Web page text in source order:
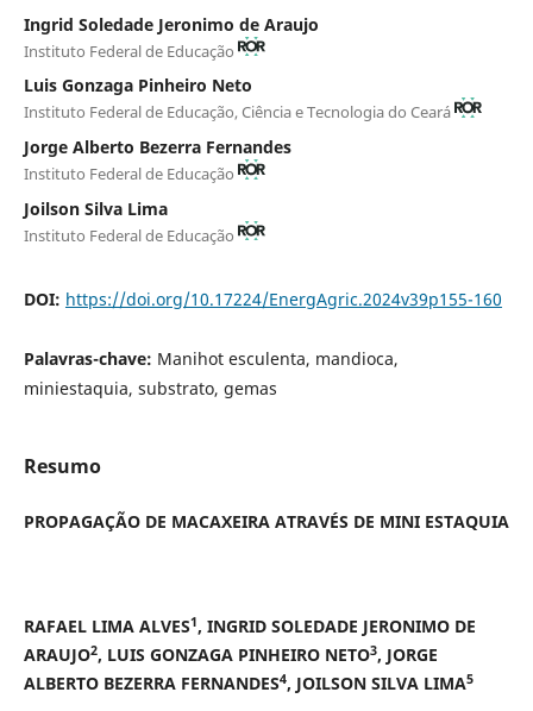
Ingrid Soledade Jeronimo de Araujo
Instituto Federal de Educação
Luis Gonzaga Pinheiro Neto
Instituto Federal de Educação, Ciência e Tecnologia do Ceará
Jorge Alberto Bezerra Fernandes
Instituto Federal de Educação
Joilson Silva Lima
Instituto Federal de Educação
DOI: https://doi.org/10.17224/EnergAgric.2024v39p155-160
Palavras-chave: Manihot esculenta, mandioca,
miniestaquia, substrato, gemas
Resumo
PROPAGAÇÃO DE MACAXEIRA ATRAVÉS DE MINI ESTAQUIA
RAFAEL LIMA ALVES1, INGRID SOLEDADE JERONIMO DE
ARAUJO2, LUIS GONZAGA PINHEIRO NETO3, JORGE
ALBERTO BEZERRA FERNANDES4, JOILSON SILVA LIMA5